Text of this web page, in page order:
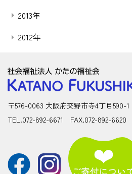
2013年
2012年
〒576-0063 大阪府交野市寺4丁目590-1
TEL.072-892-6671 FAX.072-892-6620